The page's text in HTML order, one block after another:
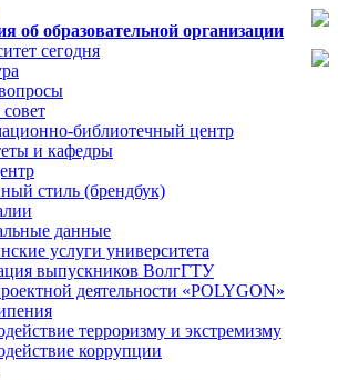
об образовательной организации
сегодня
библиотечный центр
и кафедры
стиль (брендбук)
данные
услуги университета
выпускников ВолгГТУ
деятельности «POLYGON»
терроризму и экстремизму
коррупции